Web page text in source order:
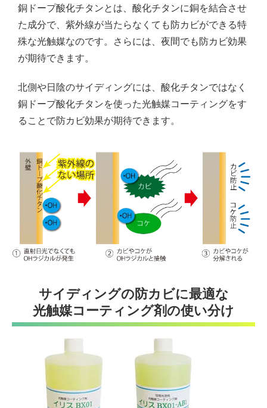
銅ドープ酸化チタンとは、酸化チタンに銅を結合させ
た成分で、紫外線が当たらなくても防カビができる特
殊な光触媒なのです。さらには、夜間でも防カビ効果
が期待できます。
北側や日陰のサイディングには、酸化チタンではなく
銅ドープ酸化チタンを使った光触媒コーティングをす
ることで防カビ効果が期待できます。
サイディングの防カビに最適な
光触媒コーティング剤の使い分け